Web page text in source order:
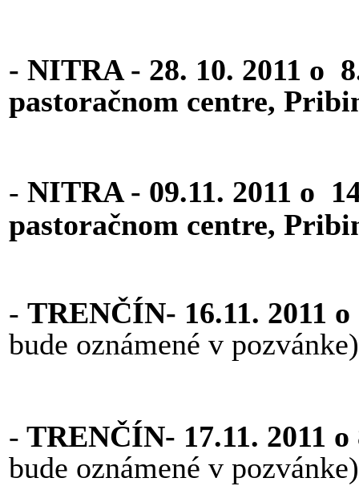
- NITRA - 28. 10. 2011 o
pastoračnom centre,
- NITRA- 09.11. 2011 o
pastoračnom centre,
- TRENČÍN- 16.11. 2011
bude oznámené v pozvánke)
- TRENČÍN- 17.11. 2011 o
bude oznámené v pozvánke)